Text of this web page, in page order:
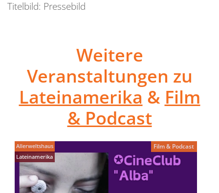
Titelbild: Pressebild
Weitere
Veranstaltungen zu
Lateinamerika & Film
& Podcast
Allerweltshaus
Lateinamerika
Film & Podcast